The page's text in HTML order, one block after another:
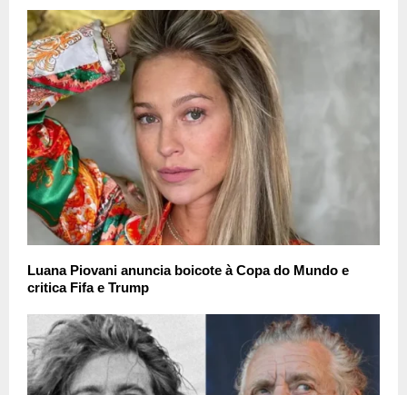
Luana Piovani anuncia boicote à Copa do Mundo e
critica Fifa e Trump